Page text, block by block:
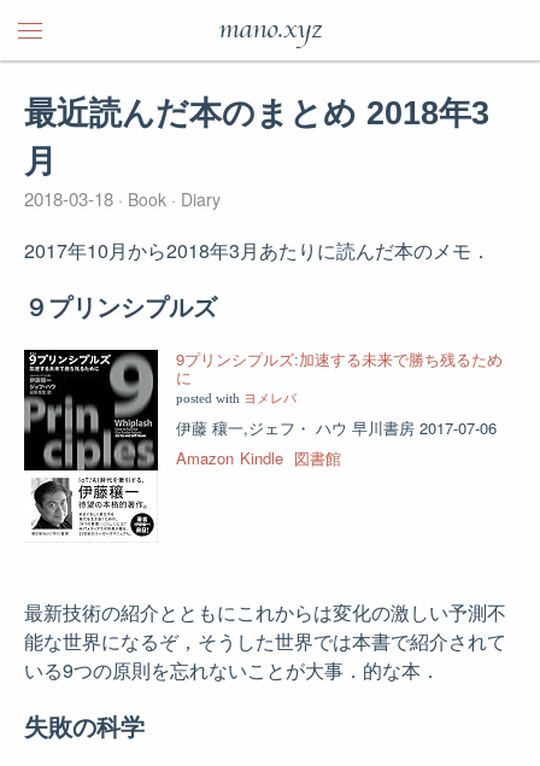
mano.xyz
最近読んだ本のまとめ 2018年3
月
2018-03-18 Book Diary
2017年10月から2018年3月あたりに読んだ本のメモ．
９プリンシプルズ
9プリンシプルズ:加速する未来で勝ち残るため
に
posted with ヨメレバ
伊藤 穰一,ジェフ・ ハウ 早川書房 2017-07-06
Amazon Kindle 図書館
最新技術の紹介とともにこれからは変化の激しい予測不
能な世界になるぞ，そうした世界では本書で紹介されて
いる9つの原則を忘れないことが大事．的な本．
失敗の科学